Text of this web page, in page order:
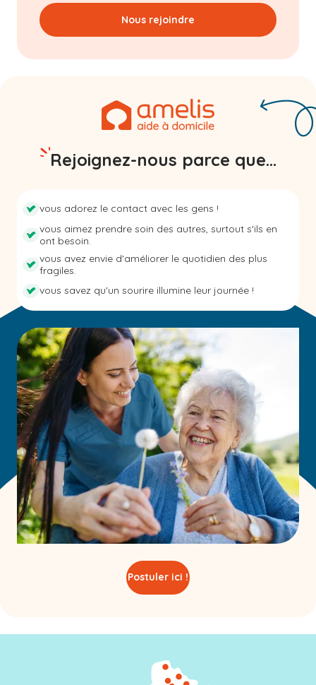
Nous rejoindre
Rejoignez-nous parce que...
vous adorez le contact avec les gens !
vous aimez prendre soin des autres, surtout s'ils en
ont besoin.
vous avez envie d'améliorer le quotidien des plus
fragiles.
vous savez qu'un sourire illumine leur journée !
Postuler ici !